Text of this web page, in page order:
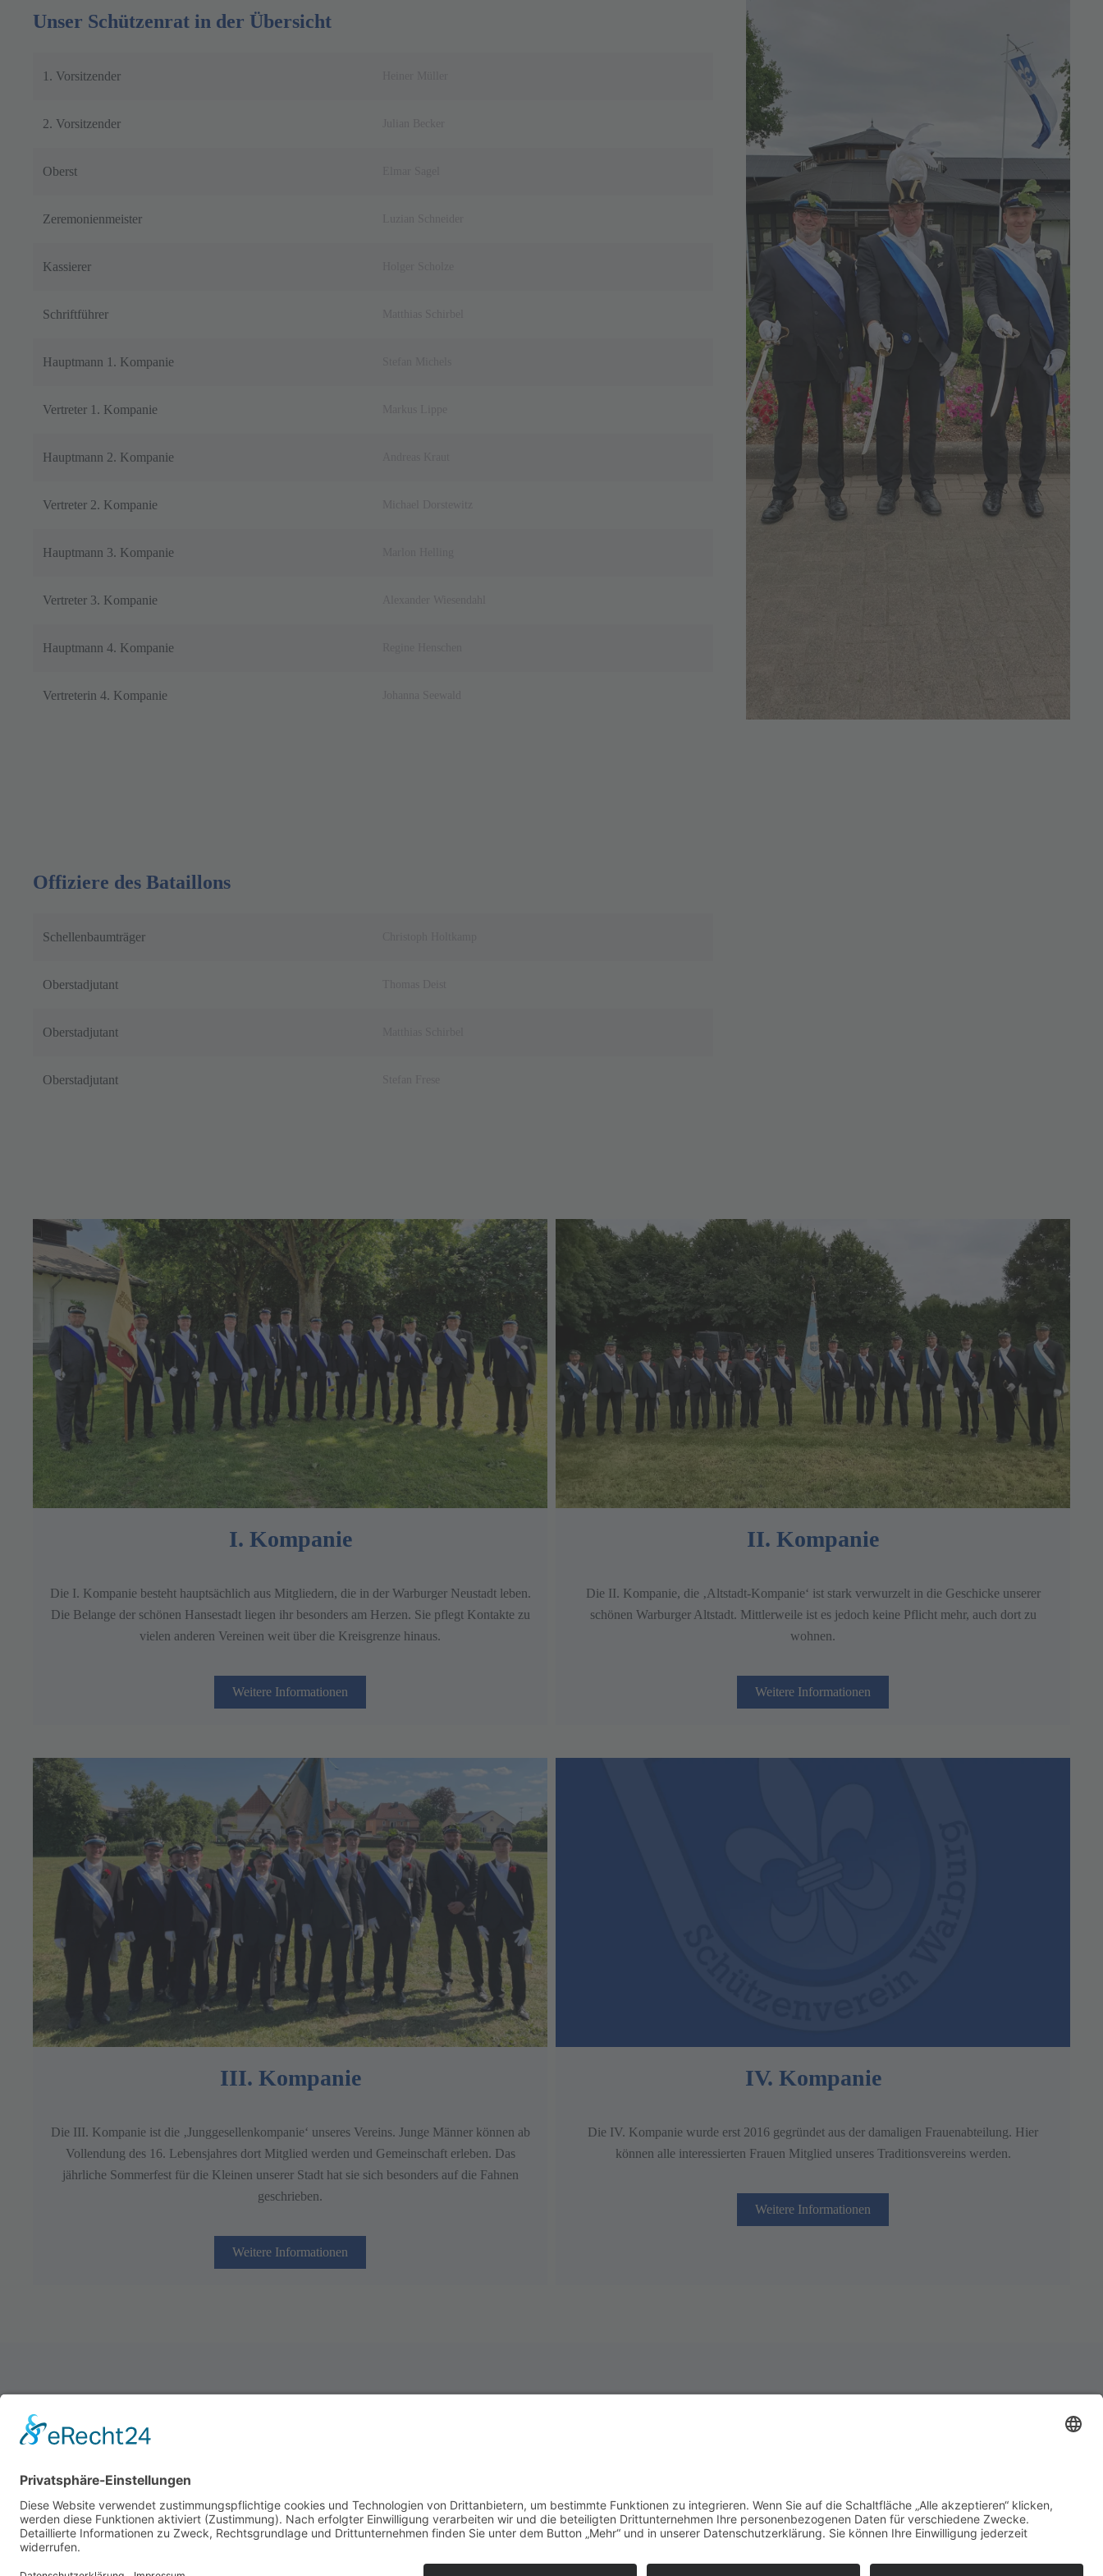
Unser Schützenrat in der Übersicht
1. Vorsitzender
2. Vorsitzender
Oberst
Zeremonienmeister
Kassierer
Schriftführer
Hauptmann 1. Kompanie
Vertreter 1. Kompanie
Hauptmann 2. Kompanie
Vertreter 2. Kompanie
Hauptmann 3. Kompanie
Vertreter 3. Kompanie
Hauptmann 4. Kompanie
Vertreterin 4. Kompanie
Offiziere des Bataillons
Schellenbaumträger
Oberstadjutant
Oberstadjutant
Oberstadjutant
I. Kompanie
Die I. Kompanie besteht hauptsächlich aus Mitgliedern, die in der Warburger Neustadt leben.
Die Belange der schönen Hansestadt liegen ihr besonders am Herzen. Sie pflegt Kontakte zu
vielen anderen Vereinen weit über die Kreisgrenze hinaus.
Weitere Informationen
II. Kompanie
Die II. Kompanie, die ‚Altstadt-Kompanie‘ ist stark verwurzelt in die Geschicke unserer
schönen Warburger Altstadt. Mittlerweile ist es jedoch keine Pflicht mehr, auch dort zu
wohnen.
Weitere Informationen
III. Kompanie
Die III. Kompanie ist die ‚Junggesellenkompanie‘ unseres Vereins. Junge Männer können ab
Vollendung des 16. Lebensjahres dort Mitglied werden und Gemeinschaft erleben. Das
jährliche Sommerfest für die Kleinen unserer Stadt hat sie sich besonders auf die Fahnen
geschrieben.
Weitere Informationen
IV. Kompanie
Die IV. Kompanie wurde erst 2016 gegründet aus der damaligen Frauenabteilung. Hier
können alle interessierten Frauen Mitglied unseres Traditionsvereins werden.
Weitere Informationen
Impressum | Datenschutz
Geht ganz einfach! Wir bedanken uns für deine Hilfe!